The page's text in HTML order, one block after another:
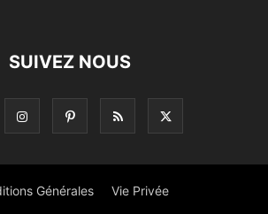
SUIVEZ NOUS
Générales Vie Privée